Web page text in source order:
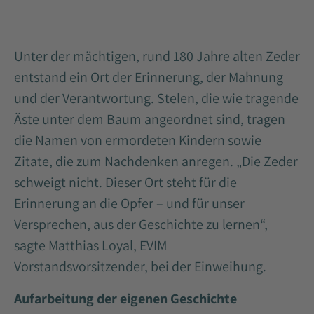
Unter der mächtigen, rund 180 Jahre alten Zeder
entstand ein Ort der Erinnerung, der Mahnung
und der Verantwortung. Stelen, die wie tragende
Äste unter dem Baum angeordnet sind, tragen
die Namen von ermordeten Kindern sowie
Zitate, die zum Nachdenken anregen. „Die Zeder
schweigt nicht. Dieser Ort steht für die
Erinnerung an die Opfer – und für unser
Versprechen, aus der Geschichte zu lernen“,
sagte Matthias Loyal, EVIM
Vorstandsvorsitzender, bei der Einweihung.
Aufarbeitung der eigenen Geschichte